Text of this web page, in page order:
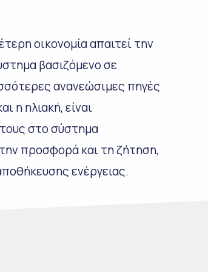
οικονομία απαιτεί την
βασιζόμενο σε
ανανεώσιμες πηγές
η ηλιακή, είναι
στο σύστημα
προσφορά και τη ζήτηση,
ενέργειας.